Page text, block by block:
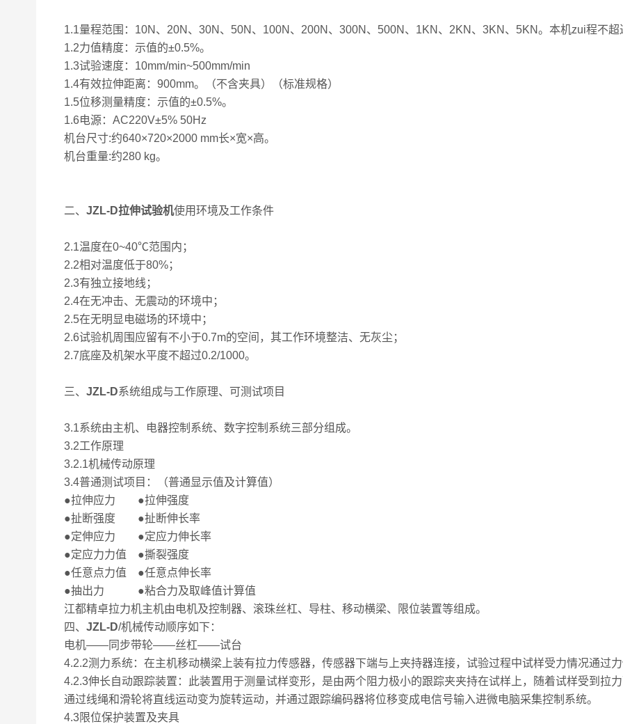
1.1量程范围：10N、20N、30N、50N、100N、200N、300N、500N、1KN、2KN、3KN、5KN。本机zui程不超
1.2力值精度：示值的±0.5%。
1.3试验速度：10mm/min~500mm/min
1.4有效拉伸距离：900mm。（不含夹具）（标准规格）
1.5位移测量精度：示值的±0.5%。
1.6电源：AC220V±5% 50Hz
机台尺寸:约640×720×2000 mm长×宽×高。
机台重量:约280 kg。
二、 JZL-D拉伸试验机使用环境及工作条件
2.1温度在0~40℃范围内；
2.2相对温度低于80%；
2.3有独立接地线；
2.4在无冲击、无震动的环境中；
2.5在无明显电磁场的环境中；
2.6试验机周围应留有不小于0.7m的空间，其工作环境整洁、无灰尘；
2.7底座及机架水平度不超过0.2/1000。
三、 JZL-D系统组成与工作原理、可测试项目
3.1系统由主机、电器控制系统、数字控制系统三部分组成。
3.2工作原理
3.2.1机械传动原理
3.4普通测试项目：（普通显示值及计算值）
●拉伸应力 ●拉伸强度
●扯断强度 ●扯断伸长率
●定伸应力 ●定应力伸长率
●定应力力值 ●撕裂强度
●任意点力值 ●任意点伸长率
●抽出力 ●粘合力及取峰值计算值
江都精卓拉力机主机由电机及控制器、滚珠丝杠、导柱、移动横梁、限位装置等组成。
四、 JZL-D/机械传动顺序如下：
电机——同步带轮——丝杠——试台
4.2.2测力系统：在主机移动横梁上装有拉力传感器，传感器下端与上夹持器连接，试验过程中试样受力情况通过
4.2.3伸长自动跟踪装置：此装置用于测量试样变形，是由两个阻力极小的跟踪夹夹持在试样上，随着试样受到拉
通过线绳和滑轮将直线运动变为旋转运动，并通过跟踪编码器将位移变成电信号输入进微电脑采集控制系统。
4.3限位保护装置及夹具